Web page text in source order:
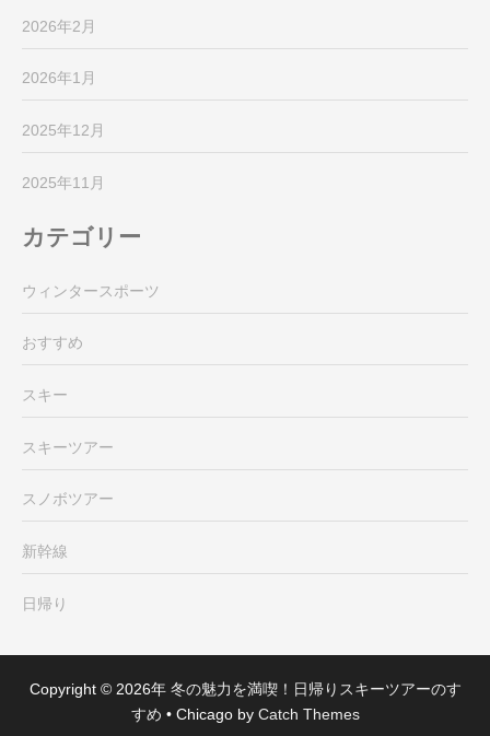
2026年2月
2026年1月
2025年12月
2025年11月
カテゴリー
ウィンタースポーツ
おすすめ
スキー
スキーツアー
スノボツアー
新幹線
日帰り
Copyright © 2026年 冬の魅力を満喫！日帰りスキーツアーのす
すめ • Chicago by Catch Themes